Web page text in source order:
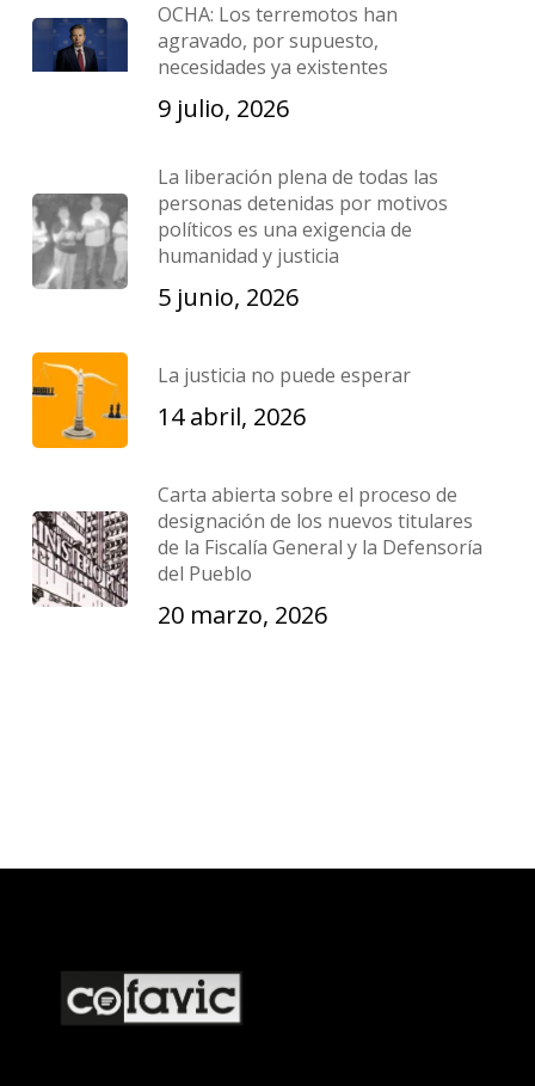
OCHA: Los terremotos han
agravado, por supuesto,
necesidades ya existentes
9 julio, 2026
La liberación plena de todas las
personas detenidas por motivos
políticos es una exigencia de
humanidad y justicia
5 junio, 2026
La justicia no puede esperar
14 abril, 2026
Carta abierta sobre el proceso de
designación de los nuevos titulares
de la Fiscalía General y la Defensoría
del Pueblo
20 marzo, 2026